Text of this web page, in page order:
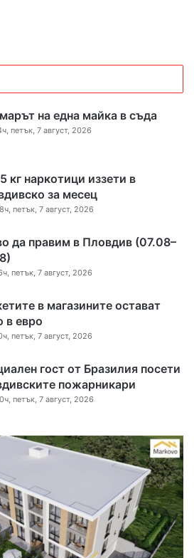
на една майка в съда
петък, 7 август, 2026
кг наркотици иззети в
за месец
петък, 7 август, 2026
да правим в Пловдив (07.08–
петък, 7 август, 2026
в магазините остават
в евро
петък, 7 август, 2026
гост от Бразилия посети
пожарникари
петък, 7 август, 2026